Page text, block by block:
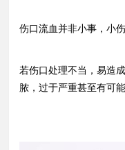
伤口流血并非小事，小
若伤口处理不当，易造
脓，过于严重甚至有可